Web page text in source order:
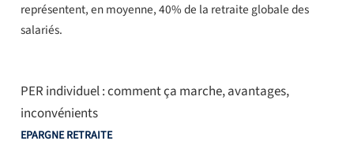
représentent, en moyenne, 40% de la retraite globale des
salariés.
PER individuel : comment ça marche, avantages,
inconvénients
EPARGNE RETRAITE